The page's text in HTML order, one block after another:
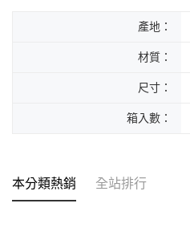
產地：
材質：
尺寸：
箱入數：
本分類熱銷 全站排行